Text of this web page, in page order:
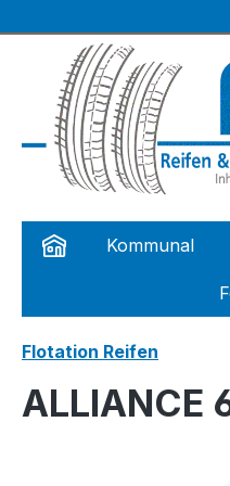
Zur Hauptnavigation
Kommunal
Flotation Reifen
ALLIANCE